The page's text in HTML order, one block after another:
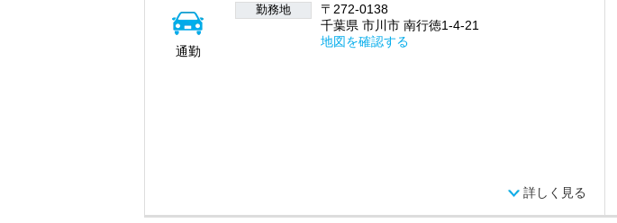
通勤
勤務地
〒272-0138
千葉県 市川市 南行徳1-4-21
地図を確認する
詳しく見る